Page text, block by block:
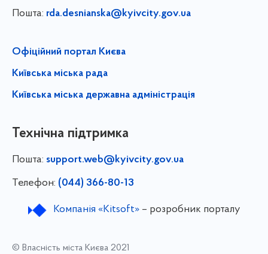
Пошта: rda.desnianska@kyivcity.gov.ua
Офіційний портал Києва
Київська міська рада
Київська міська державна адміністрація
Технічна підтримка
Пошта: support.web@kyivcity.gov.ua
Телефон: (044) 366-80-13
Компанія «Kitsoft»– розробник порталу
© Власність міста Києва 2021